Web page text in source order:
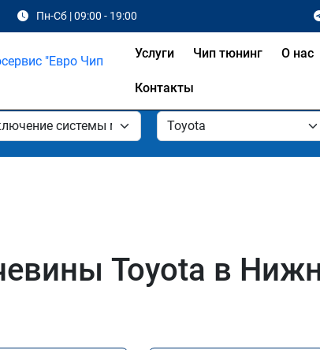
Пн-Сб | 09:00 - 19:00
Услуги Чип тюнинг О нас
Контакты
Toyota в